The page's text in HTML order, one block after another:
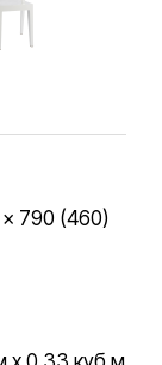
790 (460)